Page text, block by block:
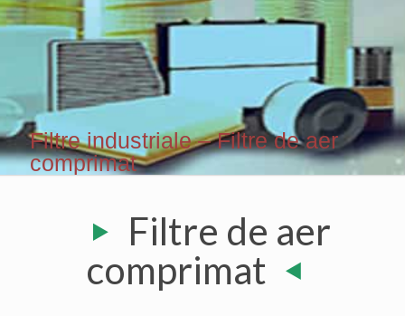
Filtre industriale – Filtre de aer
comprimat
Filtre de aer
comprimat